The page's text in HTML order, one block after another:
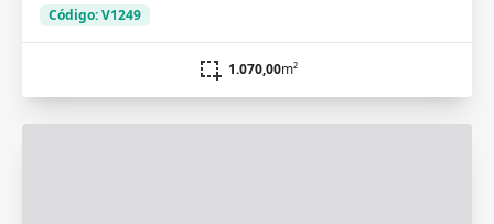
Código: V1249
1.070,00m²